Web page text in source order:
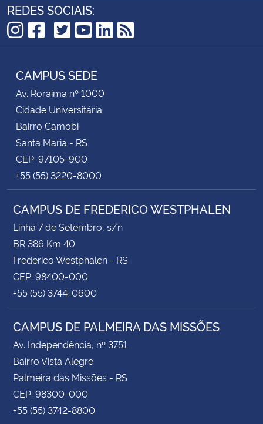
REDES SOCIAIS:
Instagram
Facebook
TikTok
Twitter
YouTube
LinkedIn
RSS
CAMPUS SEDE
Av. Roraima nº 1000
Cidade Universitária
Bairro Camobi
Santa Maria - RS
CEP: 97105-900
+55 (55) 3220-8000
CAMPUS DE FREDERICO WESTPHALEN
Linha 7 de Setembro, s/n
BR 386 Km 40
Frederico Westphalen - RS
CEP: 98400-000
+55 (55) 3744-0600
CAMPUS DE PALMEIRA DAS MISSÕES
Av. Independência, nº 3751
Bairro Vista Alegre
Palmeira das Missões - RS
CEP: 98300-000
+55 (55) 3742-8800